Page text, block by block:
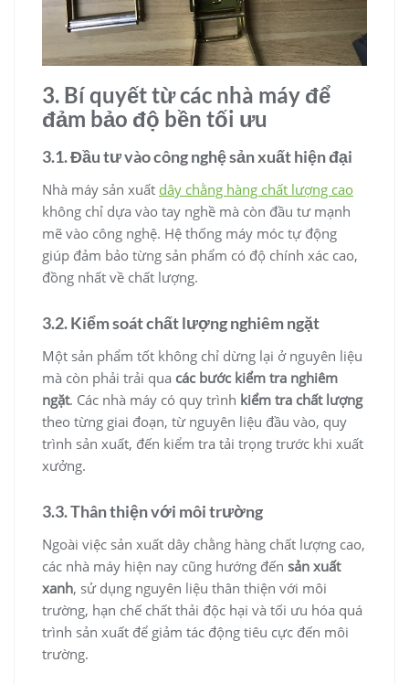
3. Bí quyết từ các nhà máy để
đảm bảo độ bền tối ưu
3.1. Đầu tư vào công nghệ sản xuất hiện đại
Nhà máy sản xuất dây chằng hàng chất lượng cao
không chỉ dựa vào tay nghề mà còn đầu tư mạnh
mẽ vào công nghệ. Hệ thống máy móc tự động
giúp đảm bảo từng sản phẩm có độ chính xác cao,
đồng nhất về chất lượng.
3.2. Kiểm soát chất lượng nghiêm ngặt
Một sản phẩm tốt không chỉ dừng lại ở nguyên liệu
mà còn phải trải qua các bước kiểm tra nghiêm
ngặt. Các nhà máy có quy trình kiểm tra chất lượng
theo từng giai đoạn, từ nguyên liệu đầu vào, quy
trình sản xuất, đến kiểm tra tải trọng trước khi xuất
xưởng.
3.3. Thân thiện với môi trường
Ngoài việc sản xuất dây chằng hàng chất lượng cao,
các nhà máy hiện nay cũng hướng đến sản xuất
xanh, sử dụng nguyên liệu thân thiện với môi
trường, hạn chế chất thải độc hại và tối ưu hóa quá
trình sản xuất để giảm tác động tiêu cực đến môi
trường.